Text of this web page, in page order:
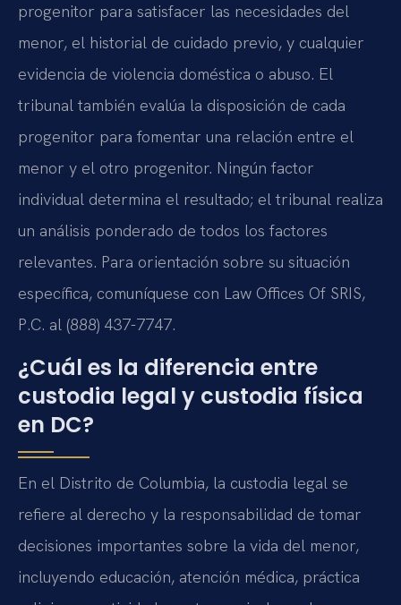
progenitor para satisfacer las necesidades del
menor, el historial de cuidado previo, y cualquier
evidencia de violencia doméstica o abuso. El
tribunal también evalúa la disposición de cada
progenitor para fomentar una relación entre el
menor y el otro progenitor. Ningún factor
individual determina el resultado; el tribunal realiza
un análisis ponderado de todos los factores
relevantes. Para orientación sobre su situación
específica, comuníquese con Law Offices Of SRIS,
P.C. al (888) 437-7747.
¿Cuál es la diferencia entre
custodia legal y custodia física
en DC?
En el Distrito de Columbia, la custodia legal se
refiere al derecho y la responsabilidad de tomar
decisiones importantes sobre la vida del menor,
incluyendo educación, atención médica, práctica